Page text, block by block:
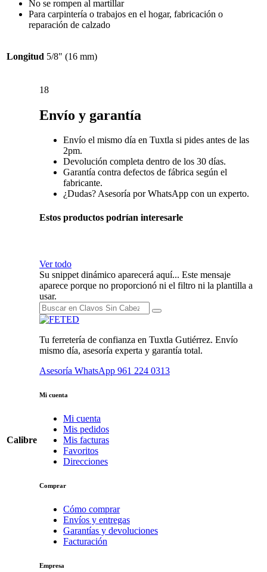
No se rompen al martillar
Para carpintería o trabajos en el hogar, fabricación o
reparación de calzado
Longitud 5/8" (16 mm)
Calibre
18
Envío y garantía
Envío el mismo día en Tuxtla si pides antes de las
2pm.
Devolución completa dentro de los 30 días.
Garantía contra defectos de fábrica según el
fabricante.
¿Dudas? Asesoría por WhatsApp con un experto.
Estos productos podrían interesarle
Ver todo
Su snippet dinámico aparecerá aquí... Este mensaje
aparece porque no proporcionó ni el filtro ni la plantilla a
usar.
Tu ferretería de confianza en Tuxtla Gutiérrez. Envío
mismo día, asesoría experta y garantía total.
Asesoría WhatsApp 961 224 0313
Mi cuenta
Mi cuenta
Mis pedidos
Mis facturas
Favoritos
Direcciones
Comprar
Cómo comprar
Envíos y entregas
Garantías y devoluciones
Facturación
Empresa